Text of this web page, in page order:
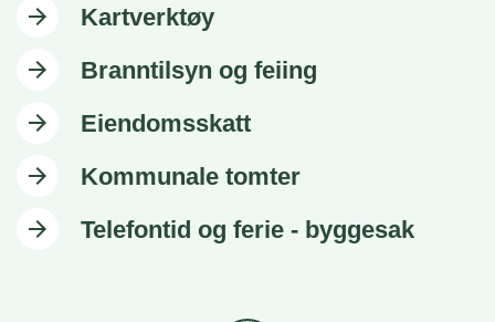
arrow_forward Kartverktøy
arrow_forward Branntilsyn og feiing
arrow_forward Eiendomsskatt
arrow_forward Kommunale tomter
arrow_forward Telefontid og ferie - byggesak